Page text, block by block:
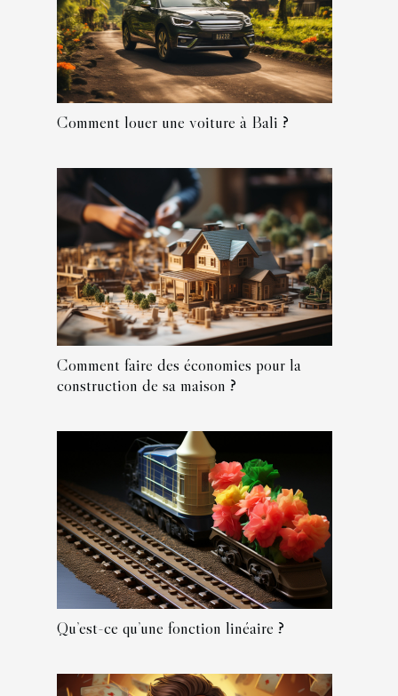
Comment louer une voiture à Bali ?
Comment faire des économies pour la
construction de sa maison ?
Qu’est-ce qu’une fonction linéaire ?